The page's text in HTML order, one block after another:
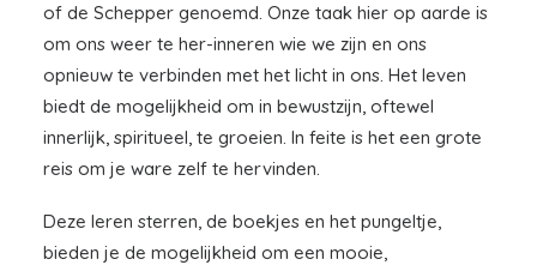
of de Schepper genoemd. Onze taak hier op aarde is
om ons weer te her-inneren wie we zijn en ons
opnieuw te verbinden met het licht in ons. Het leven
biedt de mogelijkheid om in bewustzijn, oftewel
innerlijk, spiritueel, te groeien. In feite is het een grote
reis om je ware zelf te hervinden.
Deze leren sterren, de boekjes en het pungeltje,
bieden je de mogelijkheid om een mooie,